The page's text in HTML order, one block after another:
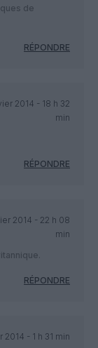
de
RÉPONDRE
2014 - 18 h 32
min
RÉPONDRE
2014 - 22 h 08
min
RÉPONDRE
2014 - 1 h 31 min